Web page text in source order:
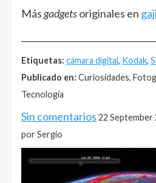
Másgadgetsoriginales en
Etiquetas: cámara digital, Kodak,
Publicado en: Curiosidades,
Tecnología
Sin comentarios 22 September
por Sergio